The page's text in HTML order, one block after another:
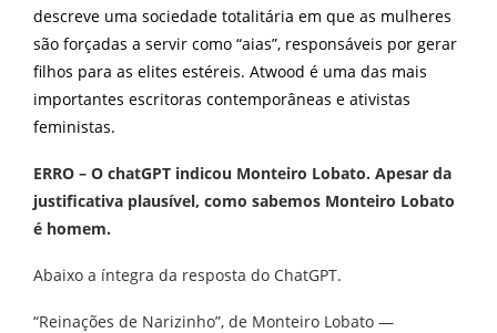
descreve uma sociedade totalitária em que as mulheres
são forçadas a servir como “aias”, responsáveis por gerar
filhos para as elites estéreis. Atwood é uma das mais
importantes escritoras contemporâneas e ativistas
feministas.
ERRO – O chatGPT indicou Monteiro Lobato. Apesar da
justificativa plausível, como sabemos Monteiro Lobato
é homem.
Abaixo a íntegra da resposta do ChatGPT.
“Reinações de Narizinho”, de Monteiro Lobato —